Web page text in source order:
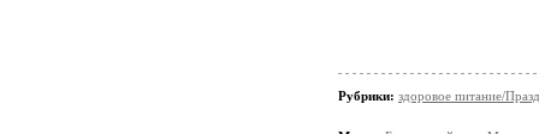
Рубрики: здоровое питание/